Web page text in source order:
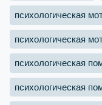
психологическая
психологическая
психологическая
психологическая